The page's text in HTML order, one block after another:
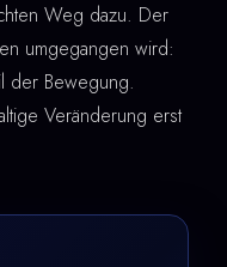
Weg dazu. Der
umgegangen wird:
der Bewegung.
Veränderung erst